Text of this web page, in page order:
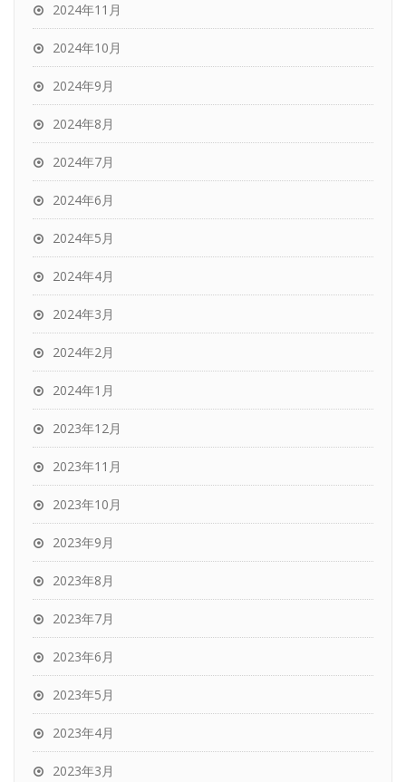
2024年11月
2024年10月
2024年9月
2024年8月
2024年7月
2024年6月
2024年5月
2024年4月
2024年3月
2024年2月
2024年1月
2023年12月
2023年11月
2023年10月
2023年9月
2023年8月
2023年7月
2023年6月
2023年5月
2023年4月
2023年3月